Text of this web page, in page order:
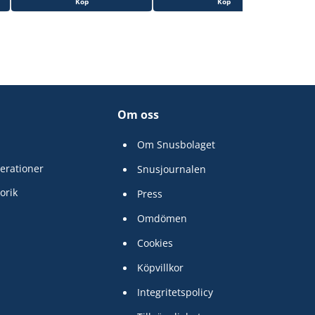
Om oss
Om Snusbolaget
Snusjournalen
Press
Omdömen
Cookies
Köpvillkor
Integritetspolicy